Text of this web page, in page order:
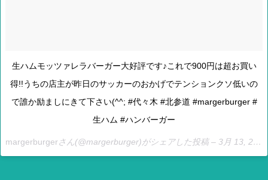
生ハムモッツァレラバーガー大好評です♪これで900円は超お買い
得!!うちの店主が昨日のサッカーのおかげでテンションクソ低いの
で誰か励ましにきて下さい(^^; #代々木 #北参道 #margerburger #
生ハム #ハンバーガー
margerburgerさん(@margerburger)がシェアした投稿 – 3月 13, 2017 at 7:14午後 PDT